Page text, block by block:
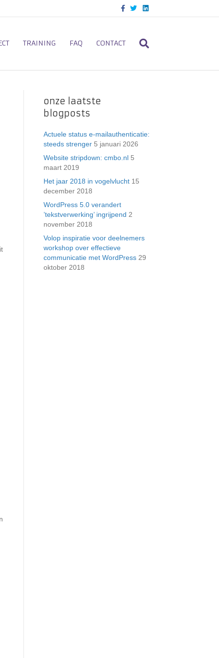
c
o
o
T
i
e
L
n
d
TRAINING FAQ CONTACT
onze laatste
blogposts
Actuele status e-mailauthenticatie:
steeds strenger 5 januari 2026
Website stripdown: cmbo.nl 5
maart 2019
Het jaar 2018 in vogelvlucht 15
december 2018
WordPress 5.0 verandert
’tekstverwerking’ ingrijpend 2
november 2018
Volop inspiratie voor deelnemers
workshop over effectieve
communicatie met WordPress 29
oktober 2018